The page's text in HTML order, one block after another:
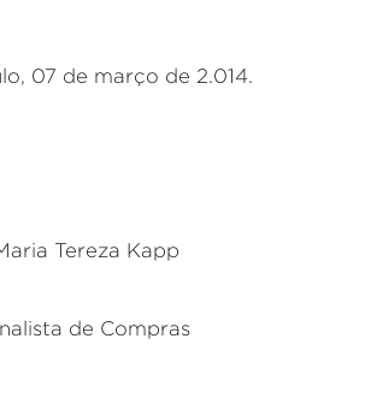
07 de março de 2.014.
Tereza Kapp
de Compras